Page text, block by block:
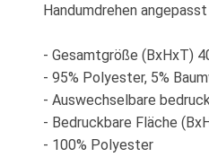
Handumdrehen
- Gesamtgröße (BxHxT)
- 95% Polyester, 5%
- Auswechselbare
- Bedruckbare Fläche
- 100% Polyester